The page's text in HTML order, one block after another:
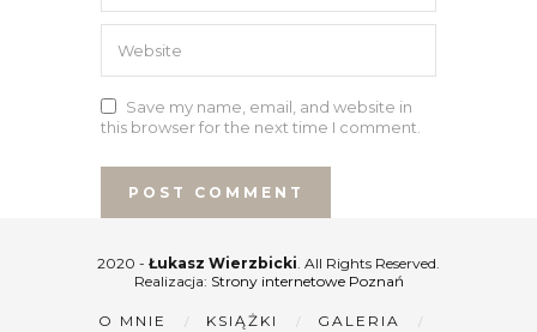
Save my name, email, and website in
this browser for the next time I comment.
2020 - Łukasz Wierzbicki. All Rights Reserved.
Realizacja: Strony internetowe Poznań
O MNIE KSIĄŻKI GALERIA